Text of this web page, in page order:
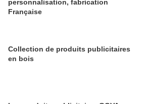
personnalisation, fabrication
Française
Collection de produits publicitaires
en bois